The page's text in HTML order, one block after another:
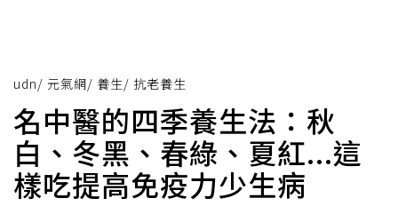
udn/ 元氣網/ 養生/ 抗老養生
名中醫的四季養生法：秋
白、冬黑、春綠、夏紅...這
樣吃提高免疫力少生病